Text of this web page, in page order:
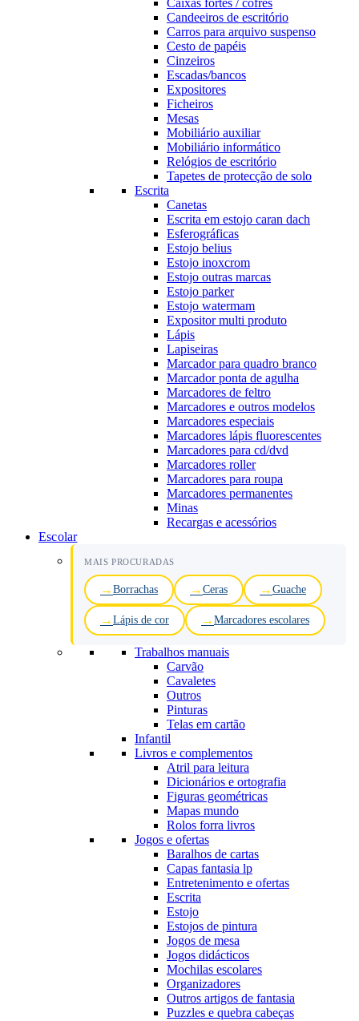
Caixas fortes / cofres
Candeeiros de escritório
Carros para arquivo suspenso
Cesto de papéis
Cinzeiros
Escadas/bancos
Expositores
Ficheiros
Mesas
Mobiliário auxiliar
Mobiliário informático
Relógios de escritório
Tapetes de protecção de solo
Escrita
Canetas
Escrita em estojo caran dach
Esferográficas
Estojo belius
Estojo inoxcrom
Estojo outras marcas
Estojo parker
Estojo watermam
Expositor multi produto
Lápis
Lapiseiras
Marcador para quadro branco
Marcador ponta de agulha
Marcadores de feltro
Marcadores e outros modelos
Marcadores especiais
Marcadores lápis fluorescentes
Marcadores para cd/dvd
Marcadores roller
Marcadores para roupa
Marcadores permanentes
Minas
Recargas e acessórios
Escolar
MAIS PROCURADAS
Borrachas Ceras Guache
Lápis de cor Marcadores escolares
Trabalhos manuais
Carvão
Cavaletes
Outros
Pinturas
Telas em cartão
Infantil
Livros e complementos
Atril para leitura
Dicionários e ortografia
Figuras geométricas
Mapas mundo
Rolos forra livros
Jogos e ofertas
Baralhos de cartas
Capas fantasia lp
Entretenimento e ofertas
Escrita
Estojo
Estojos de pintura
Jogos de mesa
Jogos didácticos
Mochilas escolares
Organizadores
Outros artigos de fantasia
Puzzles e quebra cabeças